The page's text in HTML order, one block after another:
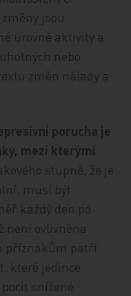
jsou
úrovně aktivity a
nebo
změn nálady a
porucha je
mezi kterými
stupně, že je
musí být
každý den po
není ovlivněna
příznakům patří
které jedince
snížené